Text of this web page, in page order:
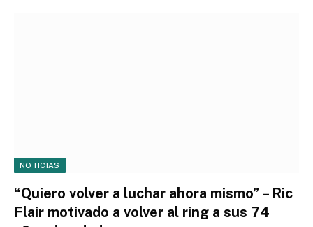
NOTICIAS
“Quiero volver a luchar ahora mismo” – Ric
Flair motivado a volver al ring a sus 74